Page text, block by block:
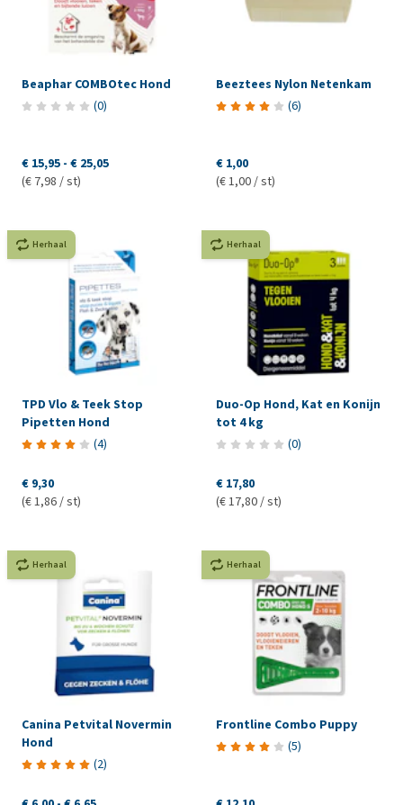
Beaphar COMBOtec Hond
(0)
€ 15,95 - € 25,05
(€ 7,98 / st)
Beeztees Nylon Netenkam
(6)
€ 1,00
(€ 1,00 / st)
Herhaal
TPD Vlo & Teek Stop
Pipetten Hond
(4)
€ 9,30
(€ 1,86 / st)
Herhaal
Duo-Op Hond, Kat en Konijn
tot 4 kg
(0)
€ 17,80
(€ 17,80 / st)
Herhaal
Canina Petvital Novermin
Hond
(2)
Herhaal
Frontline Combo Puppy
(5)